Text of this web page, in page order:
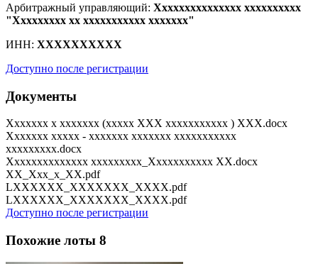
Арбитражный управляющий: Xxxxxxxxxxxxxxx xxxxxxxxxx
"Xxxxxxxxx xx xxxxxxxxxxx xxxxxxx"
ИНН: XXXXXXXXXX
Доступно после регистрации
Документы
Xxxxxxx x xxxxxxx (xxxxx XXX xxxxxxxxxxx ) XXX.docx
Xxxxxxx xxxxx - xxxxxxx xxxxxxx xxxxxxxxxxx
xxxxxxxxx.docx
Xxxxxxxxxxxxxx xxxxxxxxx_Xxxxxxxxxxx XX.docx
XX_Xxx_x_XX.pdf
LXXXXXX_XXXXXXX_XXXX.pdf
LXXXXXX_XXXXXXX_XXXX.pdf
Доступно после регистрации
Похожие лоты 8